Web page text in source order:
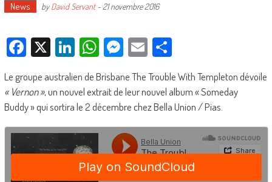
News byDavid Servant- 21 novembre 2016
Facebook
X LinkedIn
WhatsApp
Messenger
EmailPartager
Le groupe australien de Brisbane The Trouble With Templeton dévoile
« Vernon », un nouvel extrait de leur nouvel album « Someday
Buddy » qui sortira le 2 décembre chez Bella Union / Pias.